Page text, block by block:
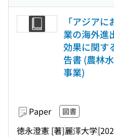
「アジア
業の海外進
効果に関す
告書 (農林
事業)
Paper 図書
徳永澄憲 [著]麗澤大学